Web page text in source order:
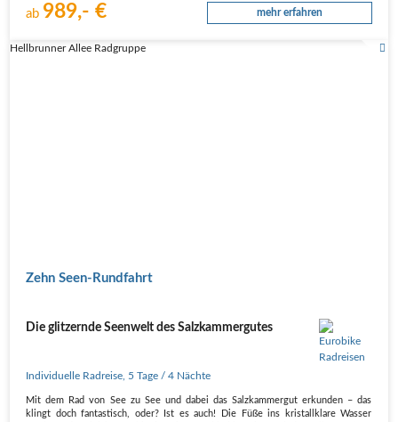
ab 989,- € mehr erfahren
Hellbrunner Allee Radgruppe
Zehn Seen-Rundfahrt
Die glitzernde Seenwelt des Salzkammergutes
Individuelle Radreise 5 Tage / 4 Nächte
Mit dem Rad von See zu See und dabei das Salzkammergut erkunden – das
klingt doch fantastisch, oder? Ist es auch! Die Füße ins kristallklare Wasser